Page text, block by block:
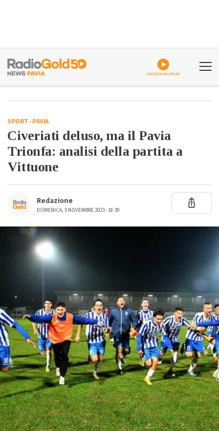
ASCOLTA GOLDPLAY
SPORT-PAVIA
Civeriati deluso, ma il Pavia
Trionfa: analisi della partita a
Vittuone
Redazione
DOMENICA, 5 NOVEMBRE 2023 - 18:39